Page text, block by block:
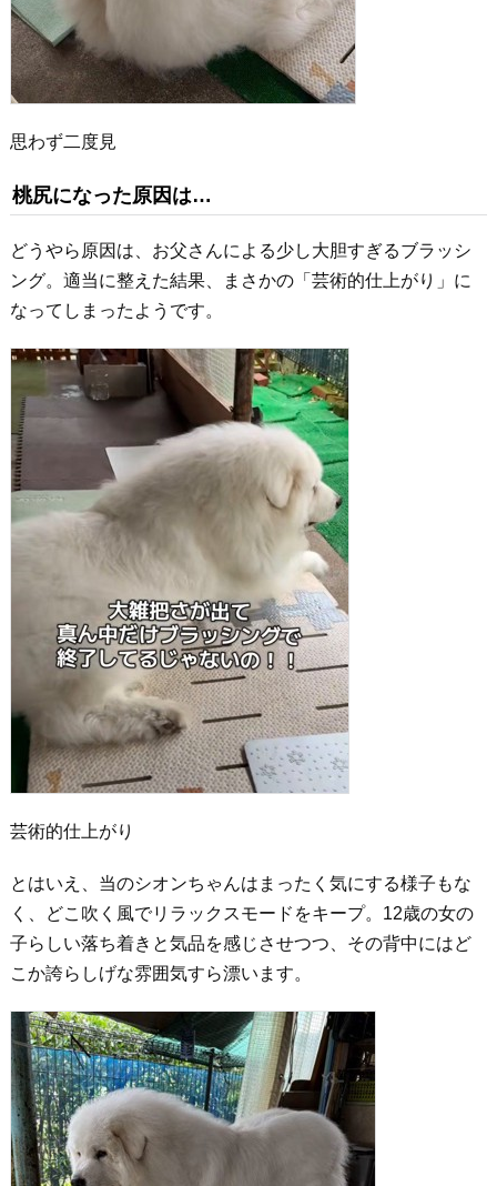
思わず二度見
桃尻になった原因は…
どうやら原因は、お父さんによる少し大胆すぎるブラッシ
ング。適当に整えた結果、まさかの「芸術的仕上がり」に
なってしまったようです。
芸術的仕上がり
とはいえ、当のシオンちゃんはまったく気にする様子もな
く、どこ吹く風でリラックスモードをキープ。12歳の女の
子らしい落ち着きと気品を感じさせつつ、その背中にはど
こか誇らしげな雰囲気すら漂います。